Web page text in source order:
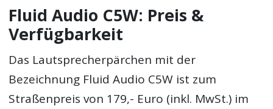
Fluid Audio C5W: Preis &
Verfügbarkeit
Das Lautsprecherpärchen mit der
Bezeichnung Fluid Audio C5W ist zum
Straßenpreis von 179,- Euro (inkl. MwSt.) im